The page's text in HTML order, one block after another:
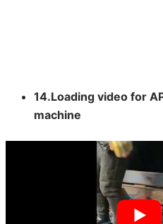
14.Loading video for
machine